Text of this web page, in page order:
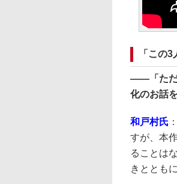
「この
―― 「た
化のお話
和戸村氏
すが、本
ることは
きととも